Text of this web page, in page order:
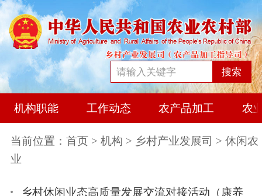
搜索
机构职能 工作动态 农产品加工 农
当前位置： 首页 > 机构 > 乡村产业发展司 > 休闲农
业
乡村休闲业态高质量发展交流对接活动（康养